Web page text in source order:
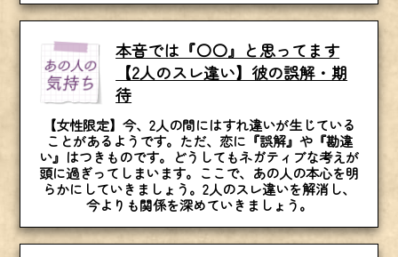
本音では『〇〇』と思ってます
【2人のスレ違い】彼の誤解・期
待
【女性限定】今、2人の間にはすれ違いが生じている
ことがあるようです。ただ、恋に『誤解』や『勘違
い』はつきものです。どうしてもネガティブな考えが
頭に過ぎってしまいます。ここで、あの人の本心を明
らかにしていきましょう。2人のスレ違いを解消し、
今よりも関係を深めていきましょう。